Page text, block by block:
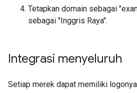
Tetapkan domain sebagai
sebagai "Inggris Raya".
Integrasi menyeluruh
Setiap merek dapat memiliki